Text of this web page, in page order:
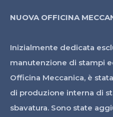
NUOVA OFFICINA
Inizialmente dedicata
manutenzione di stampi
Officina Meccanica, è
di produzione interna di
sbavatura. Sono state